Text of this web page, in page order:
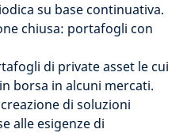
su base continuativa.
chiusa: portafogli con
di private asset le cui
borsa in alcuni mercati.
di soluzioni
alle esigenze di